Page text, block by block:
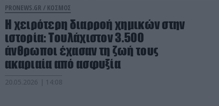
PRONEWS.GR / ΚΟΣΜΟΣ
Η χειρότερη διαρροή χημικών στην
ιστορία: Τουλάχιστον 3.500
άνθρωποι έχασαν τη ζωή τους
ακαριαία από ασφυξία
20.05.2026 | 14:08